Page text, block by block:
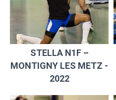
STELLA N1F –
MONTIGNY LES METZ -
2022